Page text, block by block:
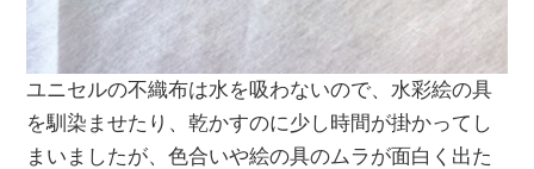
ユニセルの不織布は水を吸わないので、水彩絵の具
を馴染ませたり、乾かすのに少し時間が掛かってし
まいましたが、色合いや絵の具のムラが面白く出た